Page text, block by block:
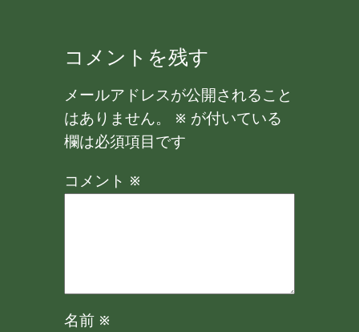
コメントを残す
メールアドレスが公開されること
はありません。
※ が付いている
欄は必須項目です
コメント ※
名前 ※